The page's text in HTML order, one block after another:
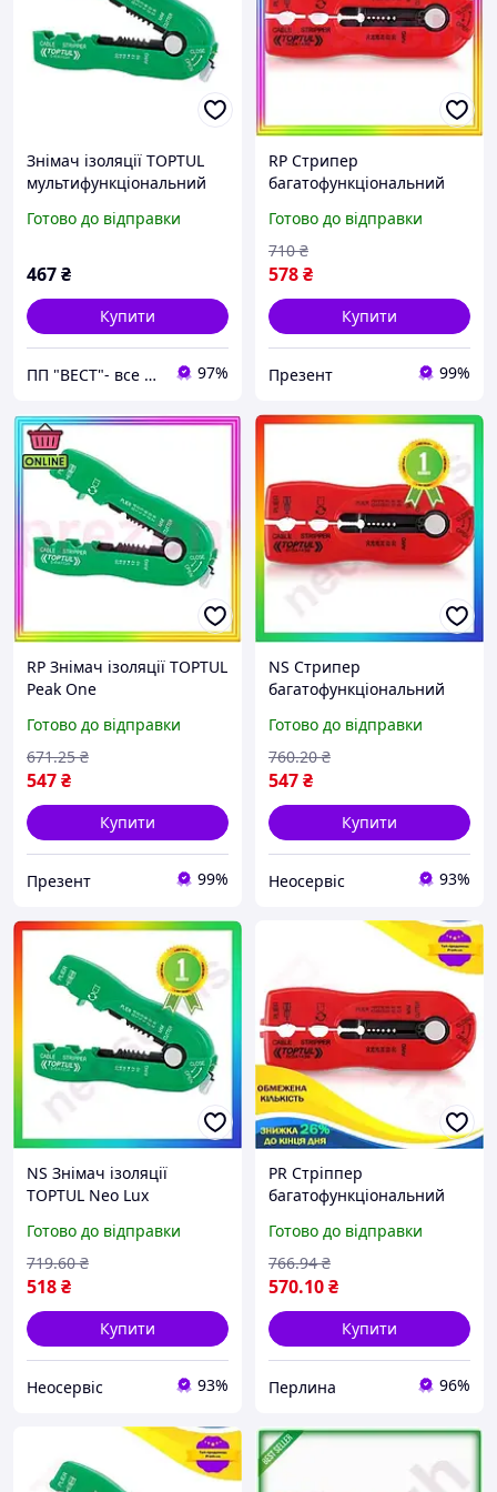
Знімач ізоляції TOPTUL
мультифункціональний
Готово до відправки
467₴
Купити
ПП "ВЕСТ"- все для зварки, спецодяг та взуття, пожежна безпека, покрівельні матеріали. 97%
RP Стрипер
багатофункціональний
мм DIDA1430 PREZ2/G
Готово до відправки
578₴
710 ₴
Купити
Презент 99%
RP Знімач ізоляції TOPTUL
Peak One
d0.8-2.6 мм DIDA1020
PREZ2/G
Готово до відправки
547₴
671.25 ₴
Купити
Презент 99%
NS Стрипер
багатофункціональний
мм DIDA1430 25Neo-ss
Готово до відправки
547₴
760.20 ₴
Купити
Неосервіс 93%
NS Знімач ізоляції
TOPTUL Neo Lux
d0.8-2.6 мм DIDA1020
25Neo-ss
Готово до відправки
518₴
719.60 ₴
Купити
Неосервіс 93%
PR Стріппер
багатофункціональний
зняття ізоляції проводів
0,2-0,8 мм інструмент для
Per33/R
Готово до відправки
570.10₴
766.94 ₴
Купити
Перлина 96%